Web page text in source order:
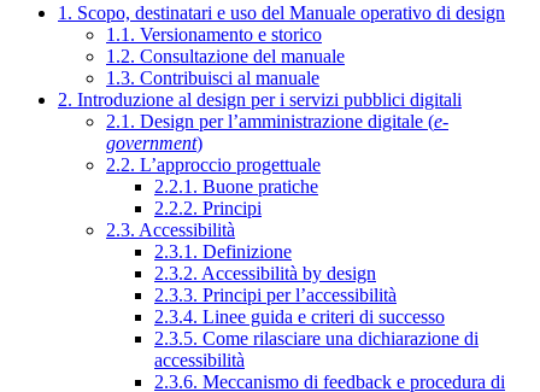
1. Scopo, destinatari e uso del Manuale operativo di design
1.1. Versionamento e storico
1.2. Consultazione del manuale
1.3. Contribuisci al manuale
2. Introduzione al design per i servizi pubblici digitali
2.1. Design per l’amministrazione digitale (e-
government)
2.2. L’approccio progettuale
2.2.1. Buone pratiche
2.2.2. Principi
2.3. Accessibilità
2.3.1. Definizione
2.3.2. Accessibilità by design
2.3.3. Principi per l’accessibilità
2.3.4. Linee guida e criteri di successo
2.3.5. Come rilasciare una dichiarazione di
accessibilità
2.3.6. Meccanismo di feedback e procedura di